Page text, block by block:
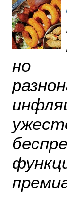
но